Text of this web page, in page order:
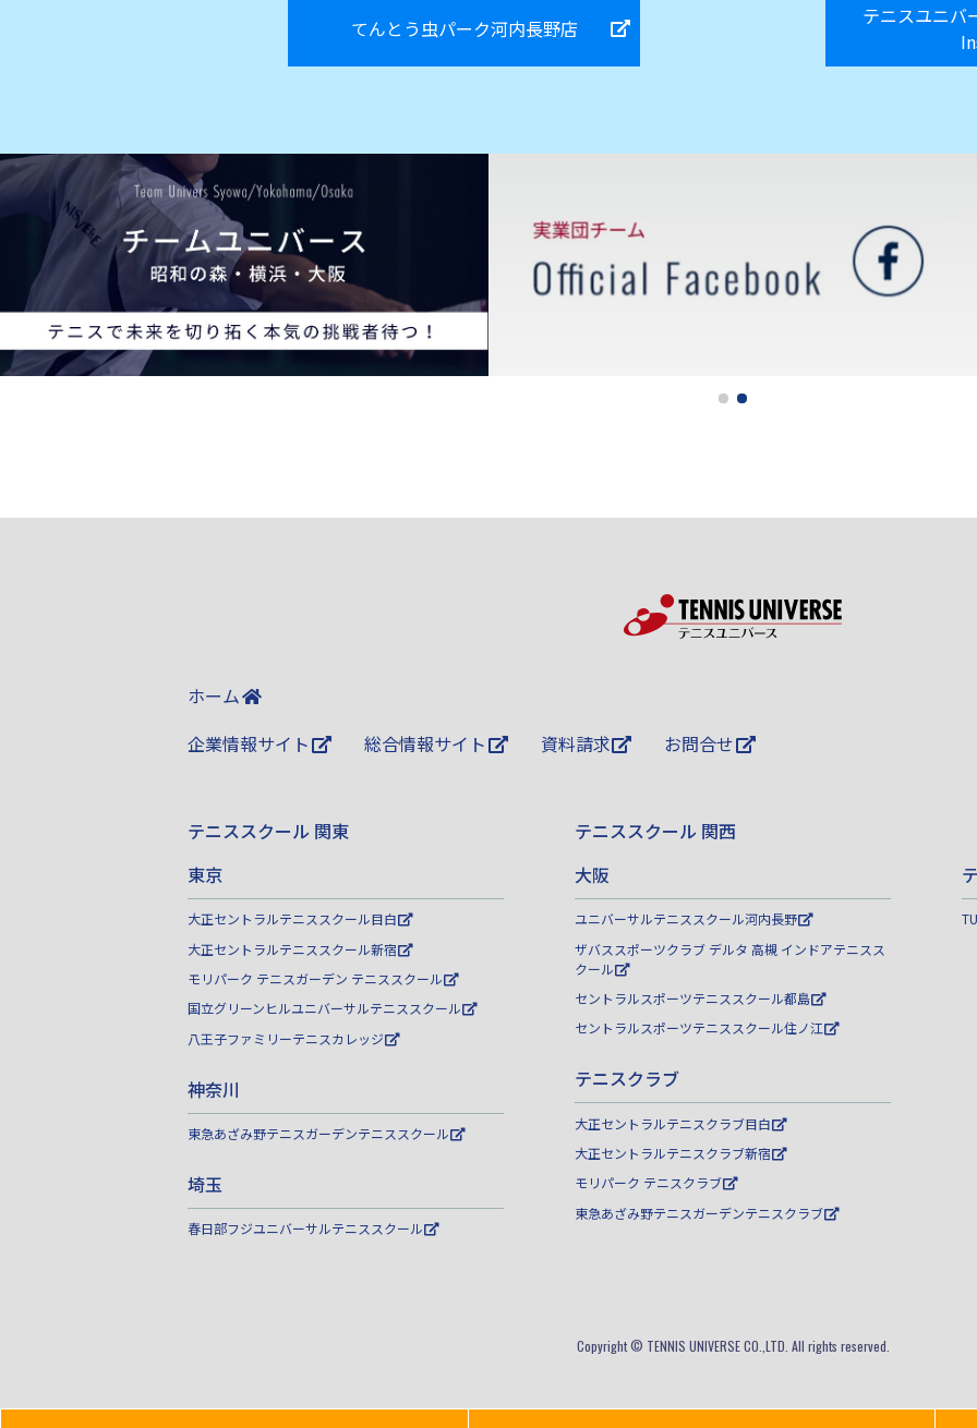
てんとう虫パーク河内長野店
テニスユニバ
ホーム
企業情報サイト
総合情報サイト 資料請求 お問合せ
テニススクール 関東
東京
大正セントラルテニススクール目白
大正セントラルテニススクール新宿
モリパーク テニスガーデン テニススクール
国立グリーンヒルユニバーサルテニススクール
八王子ファミリーテニスカレッジ
神奈川
東急あざみ野テニスガーデンテニススクール
埼玉
春日部フジユニバーサルテニススクール
テニススクール 関西
大阪
ユニバーサルテニススクール河内長野
ザバススポーツクラブ デルタ 高槻 インドアテニスス
クール
セントラルスポーツテニススクール都島
セントラルスポーツテニススクール住ノ江
テニスクラブ
大正セントラルテニスクラブ目白
大正セントラルテニスクラブ新宿
モリパーク テニスクラブ
東急あざみ野テニスガーデンテニスクラブ
Copyright © TENNIS UNIVERSE CO.,LTD. All rights reserved.